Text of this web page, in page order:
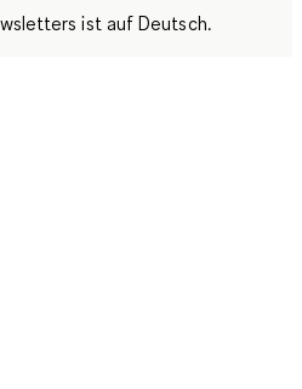
ist auf Deutsch.